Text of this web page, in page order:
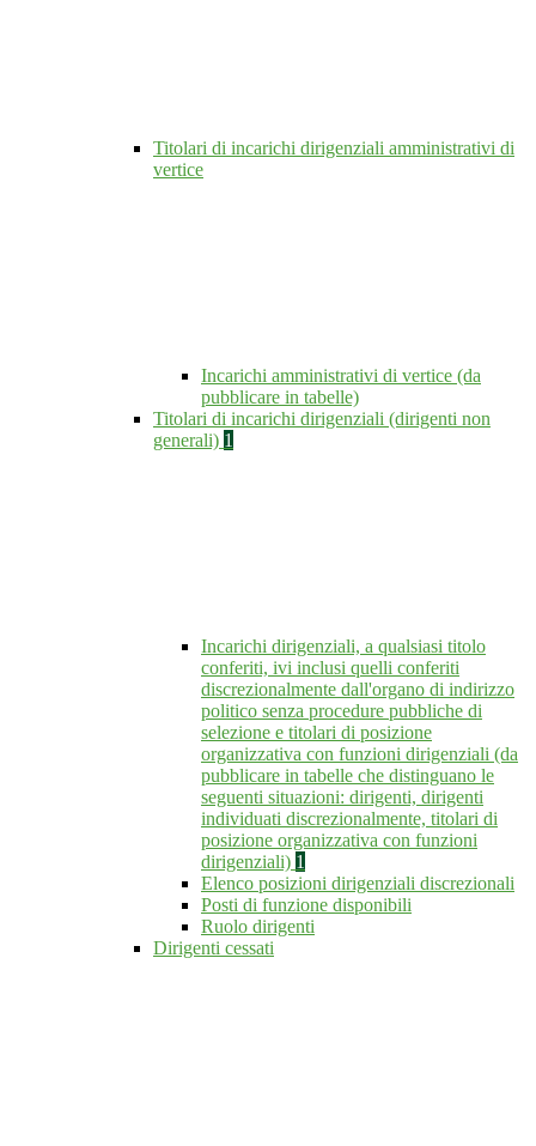
Titolari di incarichi dirigenziali amministrativi di
vertice
Incarichi amministrativi di vertice (da
pubblicare in tabelle)
Titolari di incarichi dirigenziali (dirigenti non
generali) 1
Incarichi dirigenziali, a qualsiasi titolo
conferiti, ivi inclusi quelli conferiti
discrezionalmente dall'organo di indirizzo
politico senza procedure pubbliche di
selezione e titolari di posizione
organizzativa con funzioni dirigenziali (da
pubblicare in tabelle che distinguano le
seguenti situazioni: dirigenti, dirigenti
individuati discrezionalmente, titolari di
posizione organizzativa con funzioni
dirigenziali) 1
Elenco posizioni dirigenziali discrezionali
Posti di funzione disponibili
Ruolo dirigenti
Dirigenti cessati